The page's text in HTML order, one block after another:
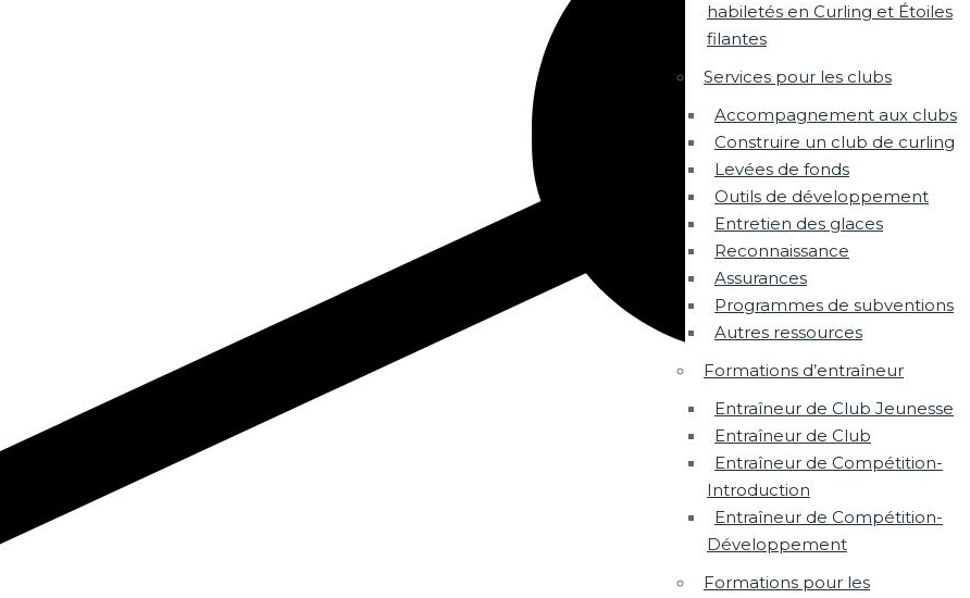
habiletés en Curling et Étoiles
filantes
Services pour les clubs
Accompagnement aux clubs
Construire un club de curling
Levées de fonds
Outils de développement
Entretien des glaces
Reconnaissance
Assurances
Programmes de subventions
Autres ressources
Formations d’entraîneur
Entraîneur de Club Jeunesse
Entraîneur de Club
Entraîneur de Compétition-
Introduction
Entraîneur de Compétition-
Développement
Formations pour les